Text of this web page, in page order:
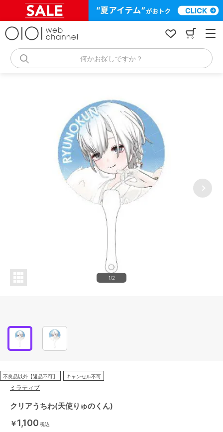
何かお探しですか？
1/2
不良品以外【返品不可】 キャンセル不可
ミラティブ
クリアうちわ(天使りゅのくん)
￥1,100 税込